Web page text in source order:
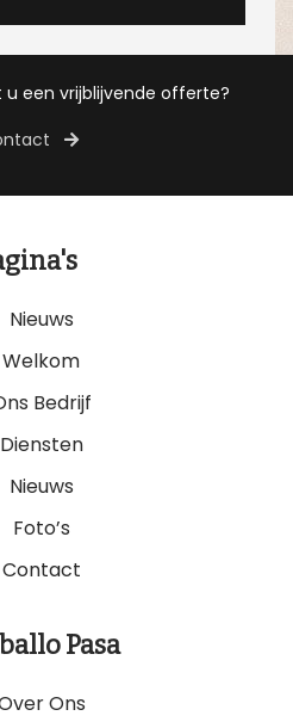
een vrijblijvende offerte?
Nieuws
Welkom
Bedrijf
Diensten
Nieuws
Foto’s
Contact
Pasa
Ons